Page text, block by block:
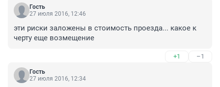
Гость
27 июля 2016, 12:46
эти риски заложены в стоимость проезда... какое к
черту еще возмещение
+1 –1
Гость
27 июля 2016, 12:34